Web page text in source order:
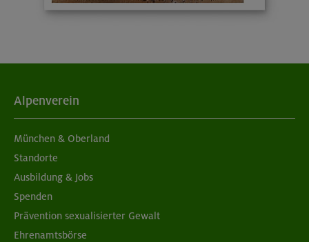
Alpenverein
München & Oberland
Standorte
Ausbildung & Jobs
Spenden
Prävention sexualisierter Gewalt
Ehrenamtsbörse